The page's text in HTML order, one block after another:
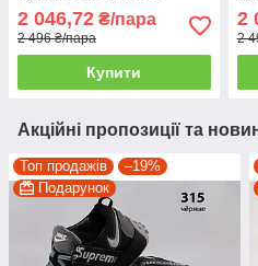
2 046,72 ₴/пара
2 496 ₴/пара
Купити
2
2
Акційні пропозиції та
Топ продажів
–19%
Подарунок